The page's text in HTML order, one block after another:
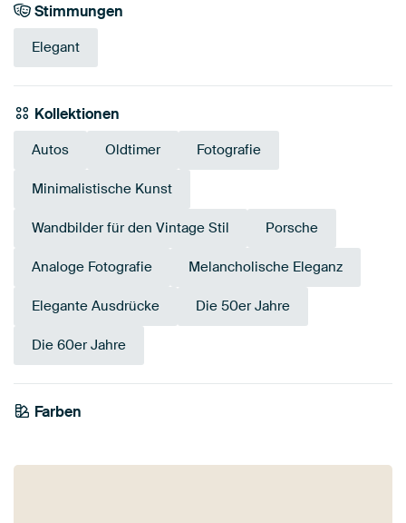
Stimmungen
Elegant
Kollektionen
Autos Oldtimer Fotografie
Minimalistische Kunst
Wandbilder für den Vintage Stil Porsche
Analoge Fotografie Melancholische Eleganz
Elegante Ausdrücke Die 50er Jahre
Die 60er Jahre
Farben
Schwarz